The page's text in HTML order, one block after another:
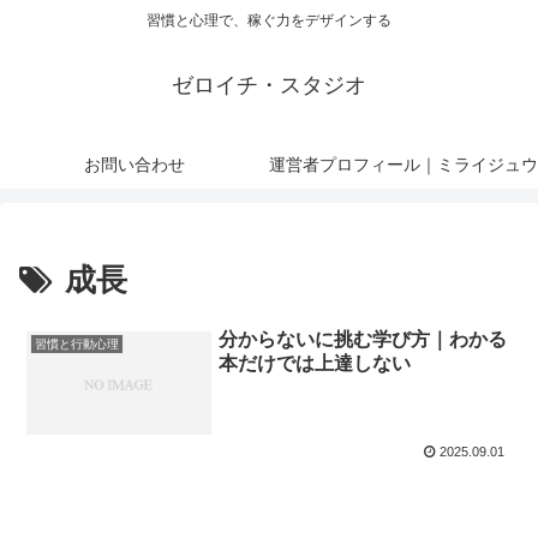
習慣と心理で、稼ぐ力をデザインする
ゼロイチ・スタジオ
お問い合わせ 運営者プロフィール｜ミライジュウ
成長
習慣と行動心理
分からないに挑む学び方｜わかる
本だけでは上達しない
2025.09.01